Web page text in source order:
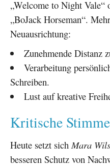
„Welcome to Night
„BoJack Horseman“.
Neuausrichtung:
Zunehmende Distanz
Verarbeitung
Schreiben.
Lust auf kreative
Kritische
Heute setzt sich Mara
besseren Schutz von